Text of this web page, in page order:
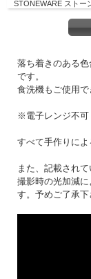
STONEWARE ストー
イタリアの土"グレ"を
同じシリーズのサイ
落ち着きのある
です。
食洗機もご使用で
※電子レンジ不可
すべて手作りによ
また、記載され
撮影時の光加減
す。予めご了承下